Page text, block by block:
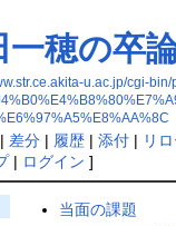
一穂の卒
u.ac.jp/cgi-
差分| 履歴| 添付| リ
| ログイン ]
当面の課題